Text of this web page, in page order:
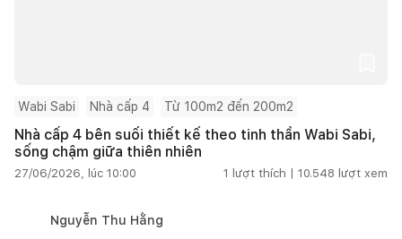
Wabi Sabi Nhà cấp 4 Từ 100m2 đến 200m2
Nhà cấp 4 bên suối thiết kế theo tinh thần Wabi Sabi,
sống chậm giữa thiên nhiên
27/06/2026, lúc 10:00 1 lượt thích | 10.548 lượt xem
Nguyễn Thu Hằng